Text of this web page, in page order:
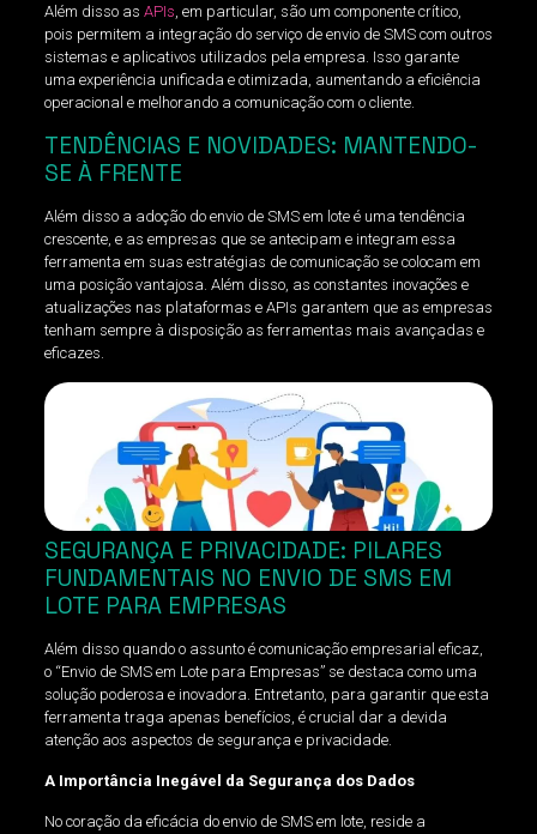
Além disso as APIs , em particular, são um componente crítico,
pois permitem a integração do serviço de envio de SMS com outros
sistemas e aplicativos utilizados pela empresa. Isso garante
uma experiência unificada e otimizada, aumentando a eficiência
operacional e melhorando a comunicação com o cliente.
TENDÊNCIAS E NOVIDADES: MANTENDO-
SE À FRENTE
Além disso a adoção do envio de SMS em lote é uma tendência
crescente, e as empresas que se antecipam e integram essa
ferramenta em suas estratégias de comunicação se colocam em
uma posição vantajosa. Além disso, as constantes inovações e
atualizações nas plataformas e APIs garantem que as empresas
tenham sempre à disposição as ferramentas mais avançadas e
eficazes.
SEGURANÇA E PRIVACIDADE: PILARES
FUNDAMENTAIS NO ENVIO DE SMS EM
LOTE PARA EMPRESAS
Além disso quando o assunto é comunicação empresarial eficaz,
o “Envio de SMS em Lote para Empresas” se destaca como uma
solução poderosa e inovadora. Entretanto, para garantir que esta
ferramenta traga apenas benefícios, é crucial dar a devida
atenção aos aspectos de segurança e privacidade.
A Importância Inegável da Segurança dos Dados
No coração da eficácia do envio de SMS em lote, reside a